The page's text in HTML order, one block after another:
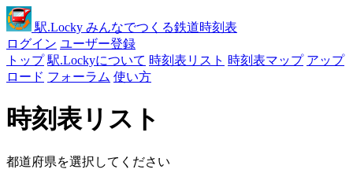
駅.Locky みんなでつくる鉄道時刻表
ログイン ユーザー登録
トップ 駅.Lockyについて 時刻表リスト 時刻表マップ アップ
ロード フォーラム 使い方
時刻表リスト
都道府県を選択してください